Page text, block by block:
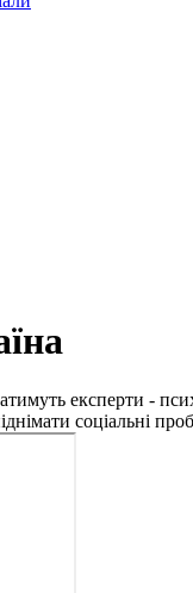
експерти -
соціальні